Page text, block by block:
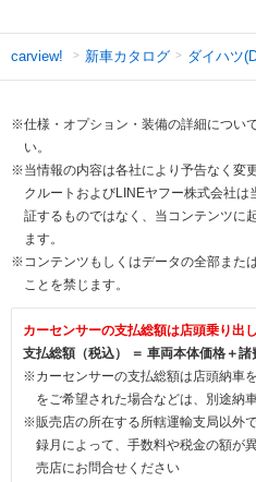
carview! 新車カタログ ダイハツ
※仕様・オプション・装備の詳細につい
い。
※当情報の内容は各社により予告なく変
クルートおよびLINEヤフー株式会社
証するものではなく、当コンテンツに
ます。
※コンテンツもしくはデータの全部また
ことを禁じます。
カーセンサーの支払総額は店頭乗り出
支払総額（税込） ＝ 車両本体価格＋諸
※カーセンサーの支払総額は店頭納車
をご希望された場合などは、別途納
※販売店の所在する所轄運輸支局以外
録月によって、手数料や税金の額が
売店にお問合せください